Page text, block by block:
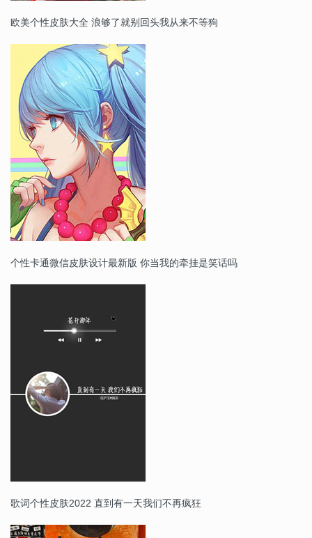
欧美个性皮肤大全 浪够了就别回头我从来不等狗
个性卡通微信皮肤设计最新版 你当我的牵挂是笑话吗
歌词个性皮肤2022 直到有一天我们不再疯狂